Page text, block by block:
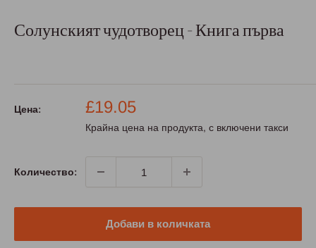
Солунският чудотворец - Книга първа
Цена:
Промо
цена
£19.05
Крайна цена на продукта, с включени такси
Количество:
Добави в количката